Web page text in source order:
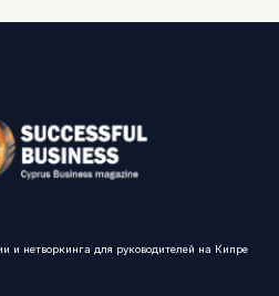
и нетворкинга для руководителей на Кипре